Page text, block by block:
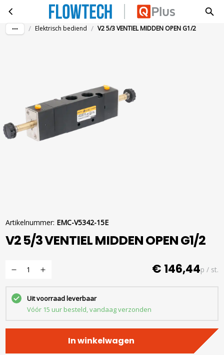
Ga naar hoofdinhoudV2 5/3 VENTIEL MIDDEN OPEN G1/2
/ Elektrisch bediend / V2 5/3 VENTIEL MIDDEN OPEN G1/2
Artikelnummer: EMC-V5342-15E
V2 5/3 VENTIEL MIDDEN OPEN G1/2
€ 146,44p / st.
Uit voorraad leverbaar
Vóór 15 uur besteld, vandaag verzonden
In winkelwagen